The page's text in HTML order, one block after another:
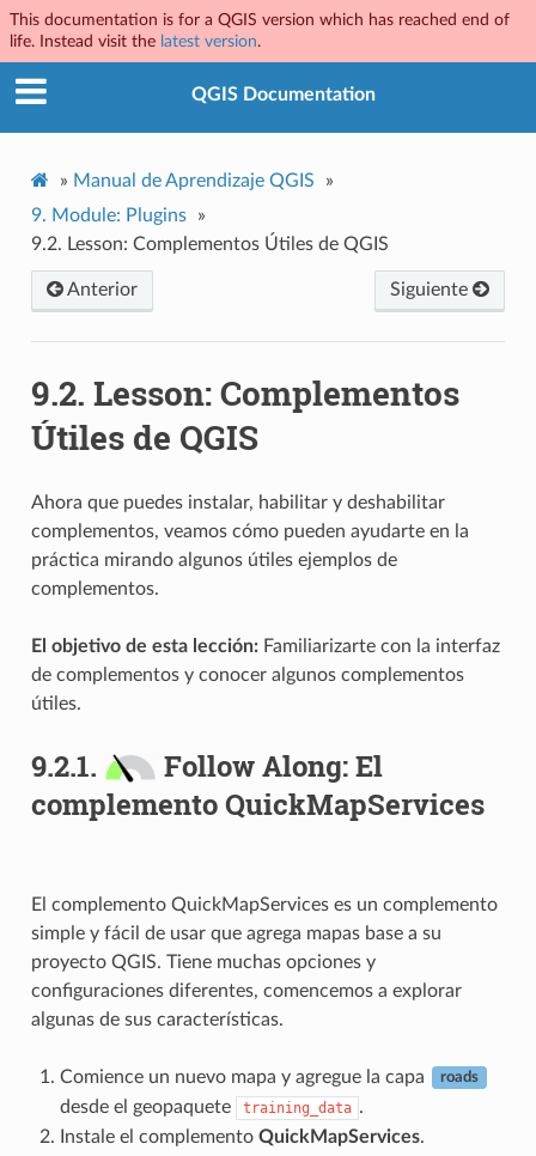
This documentation is for a QGIS version which has reached end of
life. Instead visit the latest version.
QGIS Documentation
» Manual de Aprendizaje QGIS
»
9. Module: Plugins
»
9.2. Lesson: Complementos Útiles de QGIS
Anterior Siguiente
9.2. Lesson: Complementos
Útiles de QGIS
Ahora que puedes instalar, habilitar y deshabilitar
complementos, veamos cómo pueden ayudarte en la
práctica mirando algunos útiles ejemplos de
complementos.
El objetivo de esta lección:Familiarizarte con la interfaz
de complementos y conocer algunos complementos
útiles.
9.2.1.
Follow Along: El
complemento QuickMapServices
El complemento QuickMapServices es un complemento
simple y fácil de usar que agrega mapas base a su
proyecto QGIS. Tiene muchas opciones y
configuraciones diferentes, comencemos a explorar
algunas de sus características.
Comience un nuevo mapa y agregue la capa roads
desde el geopaquete training_data .
Instale el complemento QuickMapServices.